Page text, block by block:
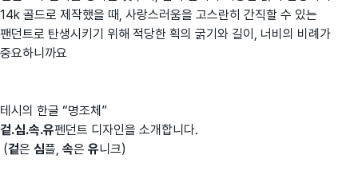
14k 골드로 제작했을 때, 사랑스러움을 고스란히 간직할 수 있는
팬던트로 탄생시키기 위해 적당한 획의 굵기와 길이, 너비의 비례가
중요하니까요
테시의 한글 “명조체”
겉.심.속.유펜던트 디자인을 소개합니다.
(겉은 심플, 속은 유니크)